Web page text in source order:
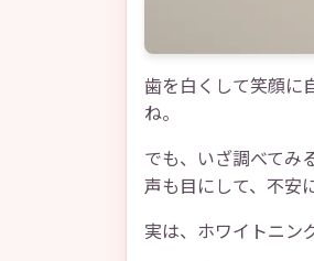
歯を白くして笑顔に
ね。
でも、いざ調べてみ
声も目にして、不安
実は、ホワイトニン